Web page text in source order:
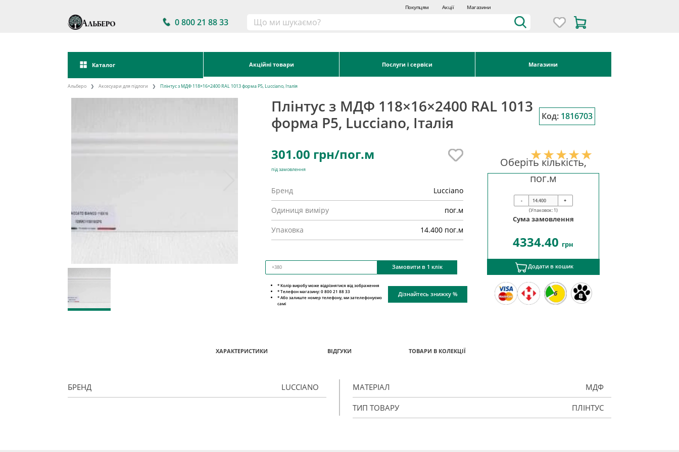
Покупцям Акції Магазини
0 800 21 88 33
Каталог Акційні товари Послуги і сервіси Магазини
Альберо Аксесуари для підлоги Плінтус з МДФ 118×16×2400 RAL 1013 форма P5, Lucciano, Італія
Плінтус з МДФ 118×16×2400 RAL 1013
форма P5, Lucciano, Італія
Код: 1816703
301.00 грн/пог.м
під замовлення
Бренд Lucciano
Одиниця виміру пог.м
Упаковка 14.400 пог.м
Замовити в 1 клік
Оберіть кількість,
пог.м
-
+
(Упаковок: 1)
Сума замовлення
4334.40 грн
Додати в кошик
6
* Колір виробу може відрізнятися від зображення
* Телефон магазину: 0 800 21 88 33
* Або залиште номер телефону, ми зателефонуємо
самі
Дізнайтесь знижку %
ХАРАКТЕРИСТИКИ ВІДГУКИ ТОВАРИ В КОЛЕКЦІЇ
БРЕНД LUCCIANO МАТЕРІАЛ МДФ
ТИП ТОВАРУ ПЛІНТУС